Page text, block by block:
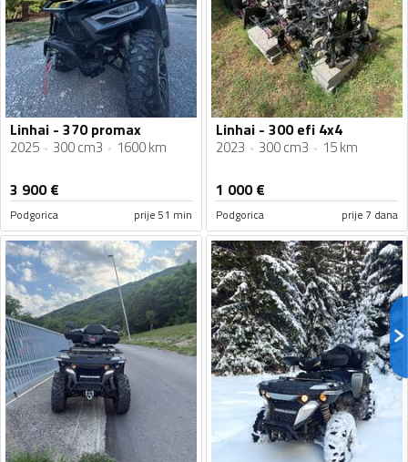
Linhai - 370 promax
2025 300 cm3 1600 km
3 900€
Podgorica prije 51 min
Linhai - 300 efi 4x4
2023 300 cm3 15 km
1 000€
Podgorica prije 7 dana